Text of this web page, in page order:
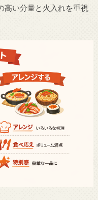
高い分量と火入れを重視